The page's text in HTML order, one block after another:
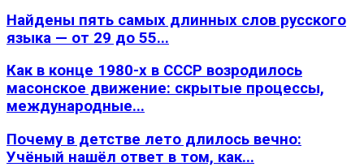
Найдены пять самых длинных слов русского
языка — от 29 до 55...
Как в конце 1980-х в СССР возродилось
масонское движение: скрытые процессы,
международные...
Почему в детстве лето длилось вечно:
Учёный нашёл ответ в том, как...